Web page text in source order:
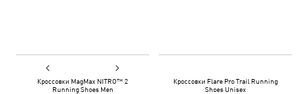
Кроссовки MagMax NITRO™ 2
Running Shoes Men
Кроссовки Flare Pro Trail Running
Shoes Unisex